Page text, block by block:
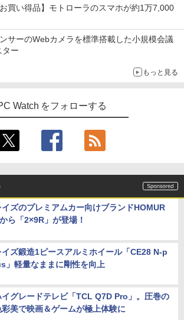
お買い得品】モトローラのスマホが約1万7,000
サーのWebカメラを標準搭載した小規模会議
ター
もっと見る
Watch をフォローする
イズのプレミアムカー向けブランドHOMUR
ら「2×9R」が登場！
イズ鍛造1ピースアルミホイール「CE28 N-p
」軽量なままに剛性を向上
イグレードテレビ「TCL Q7D Pro」。圧巻の
彩美で映画＆ゲームが極上体験に